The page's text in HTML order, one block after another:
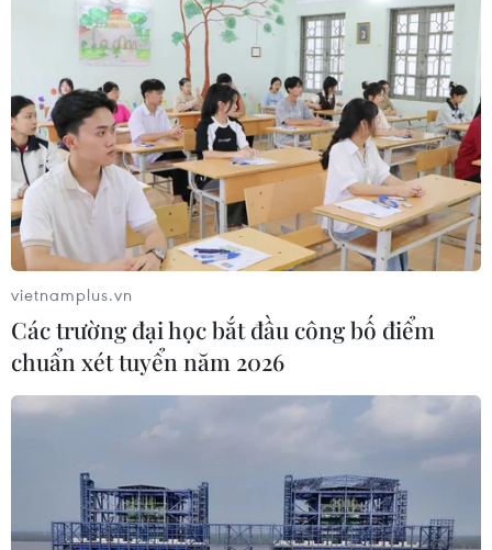
vietnamplus.vn
Các trường đại học bắt đầu công bố điểm
chuẩn xét tuyển năm 2026